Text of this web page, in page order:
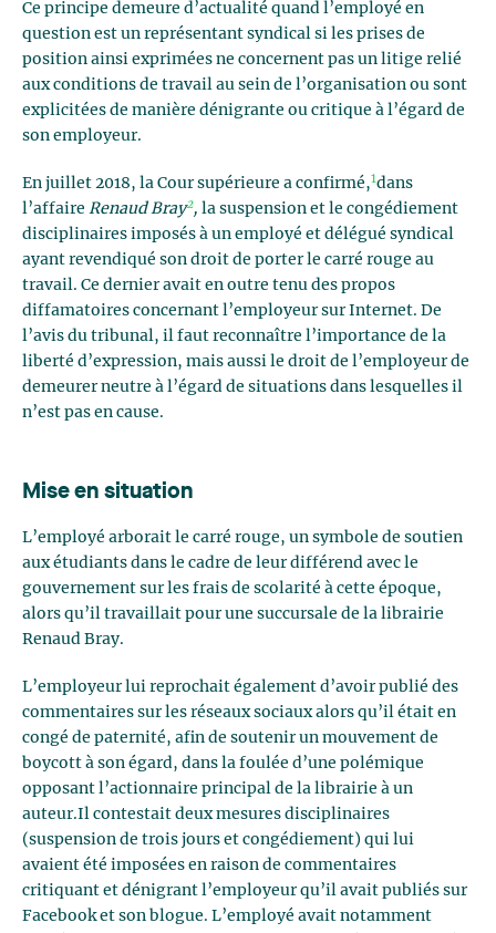
Ce principe demeure d’actualité quand l’employé en
question est un représentant syndical si les prises de
position ainsi exprimées ne concernent pas un litige relié
aux conditions de travail au sein de l’organisation ou sont
explicitées de manière dénigrante ou critique à l’égard de
son employeur.
En juillet 2018, la Cour supérieure a confirmé,1 dans
l’affaire Renaud Bray2, la suspension et le congédiement
disciplinaires imposés à un employé et délégué syndical
ayant revendiqué son droit de porter le carré rouge au
travail. Ce dernier avait en outre tenu des propos
diffamatoires concernant l’employeur sur Internet. De
l’avis du tribunal, il faut reconnaître l’importance de la
liberté d’expression, mais aussi le droit de l’employeur de
demeurer neutre à l’égard de situations dans lesquelles il
n’est pas en cause.
Mise en situation
L’employé arborait le carré rouge, un symbole de soutien
aux étudiants dans le cadre de leur différend avec le
gouvernement sur les frais de scolarité à cette époque,
alors qu’il travaillait pour une succursale de la librairie
Renaud Bray.
L’employeur lui reprochait également d’avoir publié des
commentaires sur les réseaux sociaux alors qu’il était en
congé de paternité, afin de soutenir un mouvement de
boycott à son égard, dans la foulée d’une polémique
opposant l’actionnaire principal de la librairie à un
auteur.Il contestait deux mesures disciplinaires
(suspension de trois jours et congédiement) qui lui
avaient été imposées en raison de commentaires
critiquant et dénigrant l’employeur qu’il avait publiés sur
Facebook et son blogue. L’employé avait notamment